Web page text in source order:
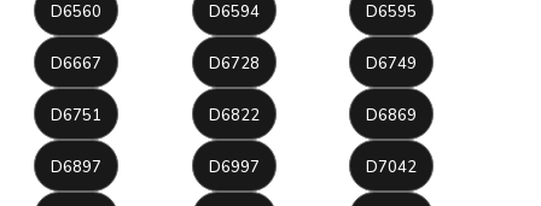
D6560 D6594 D6595
D6667 D6728 D6749
D6751 D6822 D6869
D6897 D6997 D7042